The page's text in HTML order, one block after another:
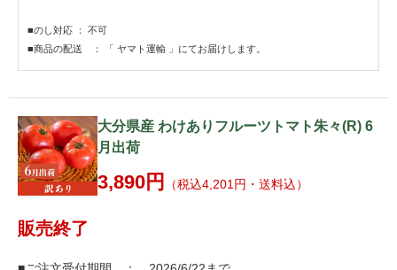
■のし対応 ： 不可
■商品の配送 ： 「 ヤマト運輸 」にてお届けします。
大分県産 わけありフルーツトマト朱々(R) 6
月出荷
3,890円 （税込4,201円・送料込）
販売終了